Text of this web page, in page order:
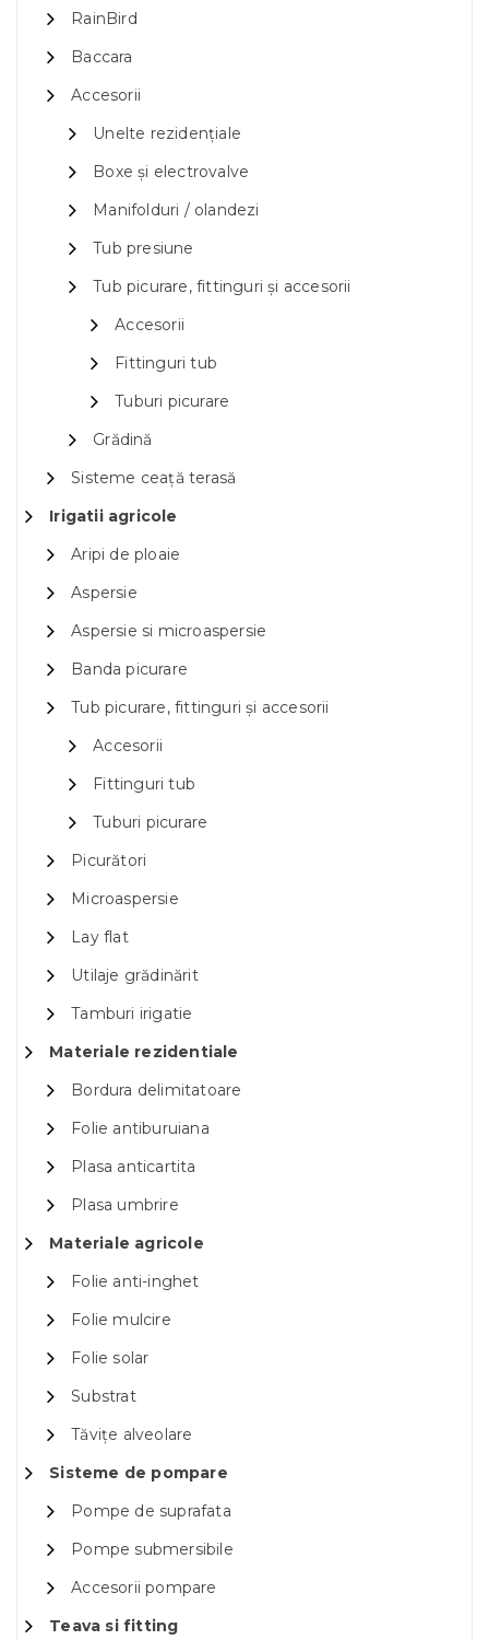
RainBird
Baccara
Accesorii
Unelte rezidențiale
Boxe și electrovalve
Manifolduri / olandezi
Tub presiune
Tub picurare, fittinguri și accesorii
Accesorii
Fittinguri tub
Tuburi picurare
Grădină
Sisteme ceață terasă
Irigatii agricole
Aripi de ploaie
Aspersie
Aspersie si microaspersie
Banda picurare
Tub picurare, fittinguri și accesorii
Accesorii
Fittinguri tub
Tuburi picurare
Picurători
Microaspersie
Lay flat
Utilaje grădinărit
Tamburi irigatie
Materiale rezidentiale
Bordura delimitatoare
Folie antiburuiana
Plasa anticartita
Plasa umbrire
Materiale agricole
Folie anti-inghet
Folie mulcire
Folie solar
Substrat
Tăvițe alveolare
Sisteme de pompare
Pompe de suprafata
Pompe submersibile
Accesorii pompare
Teava si fitting